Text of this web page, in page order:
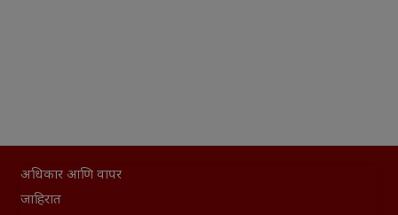
अधिकार आणि वापर
जाहिरात